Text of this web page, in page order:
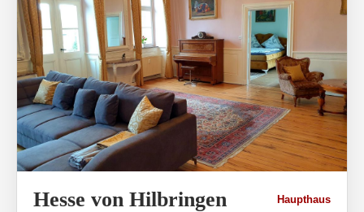
Hesse von Hilbringen Haupthaus